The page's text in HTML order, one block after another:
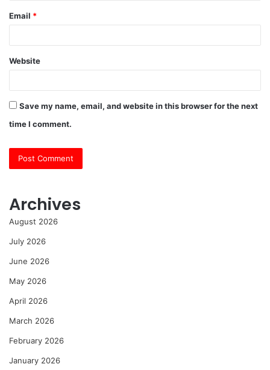
Email *
Website
Save my name, email, and website in this browser for the next
time I comment.
Archives
August 2026
July 2026
June 2026
May 2026
April 2026
March 2026
February 2026
January 2026